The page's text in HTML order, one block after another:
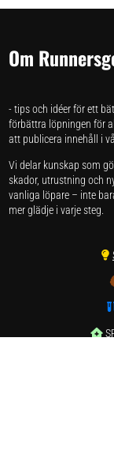
Om
- tips och idéer för ett
förbättra löpningen för
att publicera innehåll i
Vi delar kunskap som
skador, utrustning och
vanliga löpare – inte
mer glädje i varje steg.